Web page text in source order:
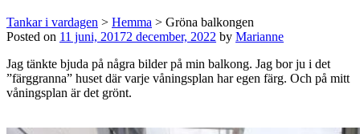
Tankar i vardagen > Hemma > Gröna balkongen
Posted on 11 juni, 20172 december, 2022 by Marianne
Jag tänkte bjuda på några bilder på min balkong. Jag bor ju i det
”färggranna” huset där varje våningsplan har egen färg. Och på mitt
våningsplan är det grönt.